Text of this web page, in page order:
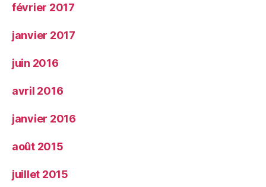
février 2017
janvier 2017
juin 2016
avril 2016
janvier 2016
août 2015
juillet 2015